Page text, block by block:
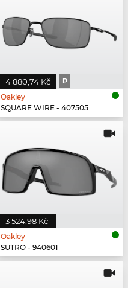
4 880,74 Kč P
Oakley
SQUARE WIRE - 407505
3 524,98 Kč
Oakley
SUTRO - 940601